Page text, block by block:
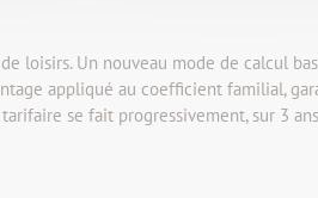
loisirs. Un nouveau mode de calcul
appliqué au coefficient familial,
se fait progressivement, sur 3